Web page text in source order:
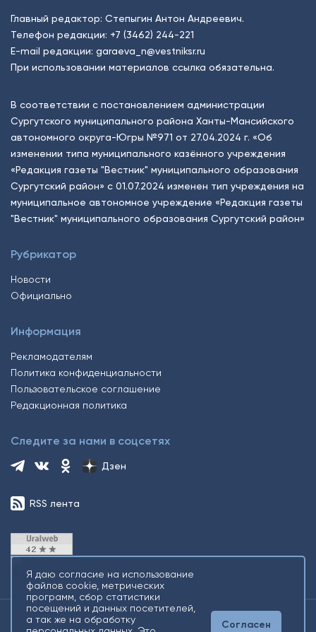
Главный редактор: Степыгин Антон Андреевич.
Телефон редакции: +7 (3462) 244-221
E-mail редакции: garaeva_n@vestniksr.ru
При использовании материалов ссылка обязательна.
В соответствии с постановлением администрации
Сургутского муниципального района Ханты-Мансийского
автономного округа-Югры №971 от 27.04.2024 г. «Об
изменении типа муниципального казённого учреждения
«Редакция газеты "Вестник" муниципального образования
Сургутский район» с 01.07.2024 изменен тип учреждения на
муниципальное автономное учреждение «Редакция газеты
"Вестник" муниципального образования Сургутский район»
Рубрикатор
Новости
Официально
Информация
Рекламодателям
Политика конфиденциальности
Пользовательское соглашение
Редакционная политика
Следите за нами в соцсетях
Дзен
RSS лента
2026 © Все права защищены. Сетевое издание Информационное
Я даю согласие на использование
файлов cookie, метрических
программ, сбор статистики
посещений и данных посетителей,
а так же на обработку
Согласен